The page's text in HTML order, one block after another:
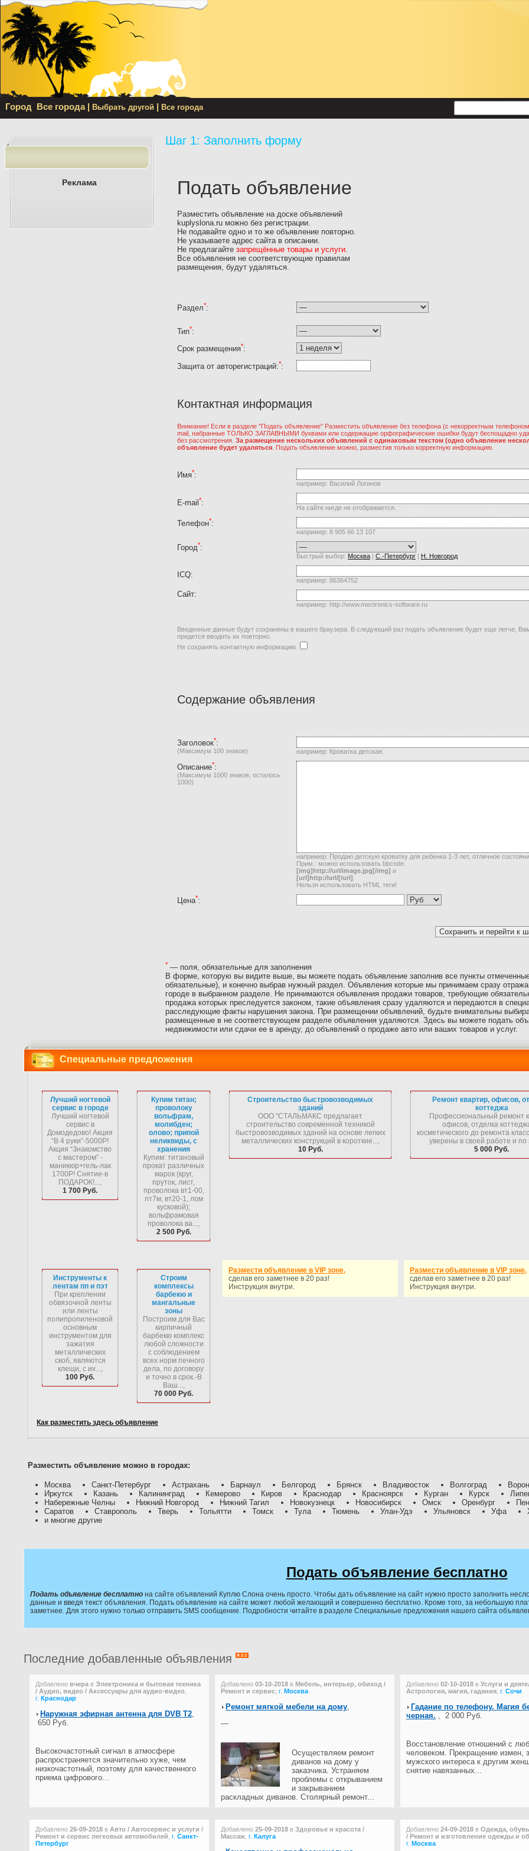
Город Все города | Выбрать другой | Все города
Реклама
Шаг 1: Заполнить форму
Подать объявление
Разместить объявление на доске объявлений
kuplyslona.ru можно без регистрации.
Не подавайте одно и то же объявление повторно.
Не указываете адрес сайта в описании.
Не предлагайте запрещённые товары и услуги
Все объявления не соответствующие правилам
размещения, будут удаляться.
Раздел*:
Тип*:
Срок размещения*:
Защита от авторегистраций:*:
Контактная информация
Внимание! Если в разделе "Подать объявление" Разместить объявление без телефона (с некорректным
mail, набранные ТОЛЬКО ЗАГЛАВНЫМИ буквами или содержащие орфографические ошибки будут беспощадно
без рассмотрения. За размещение нескольких объявлений с одинаковым текстом (одно объявление
объявление будет удаляться . Подать объявление можно, разместив только корректную информацию.
Имя*:
например: Василий Логинов
E-mail *:
На сайте нигде не отображается.
Телефон*:
например: 8 905 66 13 107
Город*:
Быстрый выбор: Москва | С.-Петербург | Н. Новгород
ICQ:
например: 86364752
Сайт:
например: http://www.mectronics-software.ru
Введенные данные будут сохранены в вашего браузера. В следующий раз подать объявление будет еще легче,
придется вводить их повторно.
Не сохранять контактную информацию
Содержание объявления
Заголовок*:
(Максимум 100 знаков) например: Кроватка детская.
Описание*:
(Максимум 1000 знаков, осталось
1000)
например: Продаю детскую кроватку для ребенка 1-3 лет, отличное
Прим.: можно использовать bbcode:
[img]http://url/image.jpg[/img] и
[url]http://url/[/url]
Нельзя использовать HTML теги!
Цена*:
* — поля, обязательные для заполнения
В форме, которую вы видите выше, вы можете подать объявление заполнив все пункты отмеченные
обязательные), и конечно выбрав нужный раздел. Объявления которые мы принимаем сразу
городе в выбранном разделе. Не принимаются объявления продажи товаров, требующие
продажа которых преследуется законом, такие объявления сразу удаляются и передаются в
расследующие факты нарушения закона. При размещении объявлений, будьте внимательны
размещенные в не соответствующем разделе объявления удаляются. Здесь вы можете подать
недвижимости или сдачи ее в аренду, до объявлений о продаже авто или ваших товаров и услуг.
Специальные предложения
Лучший ногтевой
сервис в городе
Лучший ногтевой
сервис в
Домодедово! Акция
“В 4 руки”-5000Р!
Акция “Знакомство
с мастером” -
маникюр+гель-лак
1700Р! Снятие-в
ПОДАРОК!...,
1 700 Руб.
Купим титан;
проволоку
вольфрам,
молибден;
олово; припой
неликвиды, с
хранения
Купим: титановый
прокат различных
марок (круг,
пруток, лист,
проволока вт1-00,
пт7м, вт20-1, лом
кусковой);
вольфрамовая
проволока ва...,
2 500 Руб.
Строительство быстровозводимых
зданий
ООО "СТАЛЬМАКС предлагает
строительство современной техникой
быстровозводимых зданий на основе легких
металлических конструкций в короткие...,
10 Руб.
Ремонт квартир, офисов,
коттеджа
Профессиональный ремонт
офисов, отделка
косметического до ремонта
уверены в своей работе и по
5 000 Руб.
Инструменты к
лентам пп и пэт
При креплении
обвязочной ленты
или ленты
полипропиленовой
основным
инструментом для
зажатия
металлических
скоб, являются
клещи, с их...,
100 Руб.
Строим
комплексы
барбекю и
мангальные
зоны
Построим для Вас
кирпичный
барбекю комплекс
любой сложности
с соблюдением
всех норм печного
дела, по договору
и точно в срок.-В
Ваш...,
70 000 Руб.
Размести объявление в VIP зоне,
сделав его заметнее в 20 раз!
Инструкция внутри.
Размести объявление в VIP зоне,
сделав его заметнее в 20 раз!
Инструкция внутри.
Как разместить здесь объявление
Разместить объявление можно в городах:
Москва Санкт-Петербург Астрахань Барнаул Белгород Брянск Владивосток Волгоград
Иркутск
Казань Калининград Кемерово Киров Краснодар Красноярск Курган Курск
Набережные Челны
Нижний Новгород Нижний Тагил Новокузнецк Новосибирск Омск Оренбург
Саратов
Ставрополь Тверь Тольятти Томск Тула Тюмень Улан-Удэ Ульяновск Уфа
и многие другие
Подать объявление бесплатно
Подать объявление бесплатно на сайте объявлений Куплю Слона очень просто. Чтобы дать объявление на сайт нужно просто заполнить
данные и введя текст объявления. Подать объявление на сайте может любой желающий и совершенно бесплатно. Кроме того, за небольшую
заметнее. Для этого нужно только отправить SMS сообщение. Подробности читайте в разделе Специальные предложения нашего сайта
Последние добавленные объявления
Добавлено вчера в Электроника и бытовая техника
/ Аудио, видео / Аксессуары для аудио-видео
г. Краснодар
Наружная эфирная антенна для DVB T2
650 Руб.
Высокочастотный сигнал в атмосфере
распространяется значительно хуже, чем
низкочастотный, поэтому для качественного
приема цифрового...
Добавлено 03-10-2018 в Мебель, интерьер, обиход /
Ремонт и сервис г. Москва
Ремонт мягкой мебели на дому
—
Осуществляем ремонт
диванов на дому у
заказчика. Устраняем
проблемы с открыванием
и закрыванием
раскладных диванов. Столярный ремонт...
Добавлено 02-10-2018 в Услуги и
Астрология, магия, гадания г. Сочи
Гадание по телефону. Магия
черная.
2 000 Руб.
Восстановление отношений с
человеком. Прекращение измен,
мужского интереса к другим
снятие навязанных...
Добавлено 26-09-2018 в Авто / Автосервис и услуги /
Ремонт и сервис легковых автомобилей г. Санкт-
Петербург
Добавлено 25-09-2018 в Здоровье и красота /
Массаж г. Калуга
Добавлено 24-09-2018 в Одежда,
/ Ремонт и изготовление одежды и
г. Москва